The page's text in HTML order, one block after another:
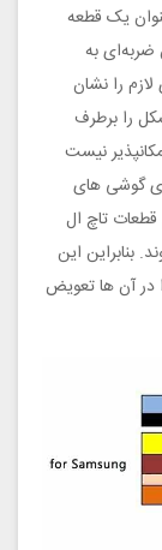
یک قطعه
ضربه‌ای به
را نشان
را برطرف
نیست
گوشی های
قطعات تاچ ال
این
در آن ها تعویض